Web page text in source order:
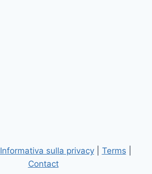
Informativa sulla privacy| Terms
Contact